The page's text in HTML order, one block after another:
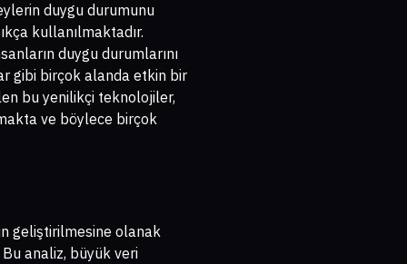
duygu durumunu
kullanılmaktadır.
duygu durumlarını
gibi birçok alanda etkin bir
bu yenilikçi teknolojiler,
ve böylece birçok
geliştirilmesine olanak
analiz, büyük veri